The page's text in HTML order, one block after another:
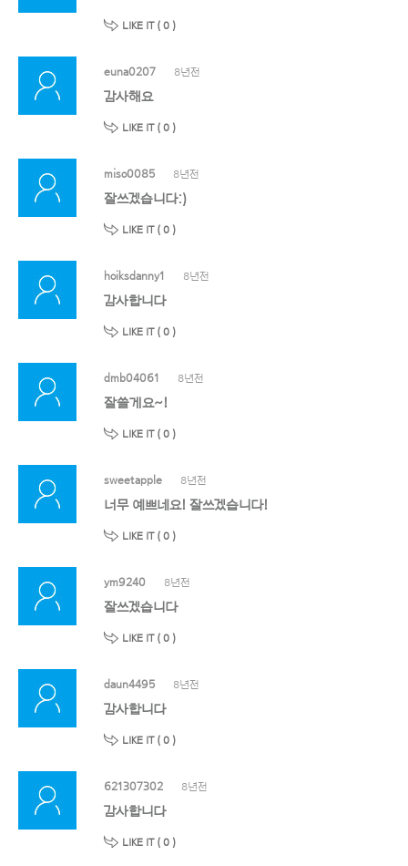
LIKE IT ( 0 )
euna0207 8년전
감사해요
LIKE IT ( 0 )
miso0085 8년전
잘쓰겠습니다:)
LIKE IT ( 0 )
hoiksdanny1 8년전
감사합니다
LIKE IT ( 0 )
dmb04061 8년전
잘쓸게요~!
LIKE IT ( 0 )
sweetapple 8년전
너무 예쁘네요! 잘쓰겠습니다!
LIKE IT ( 0 )
ym9240 8년전
잘쓰겠습니다
LIKE IT ( 0 )
daun4495 8년전
감사합니다
LIKE IT ( 0 )
621307302 8년전
감사합니다
LIKE IT ( 0 )